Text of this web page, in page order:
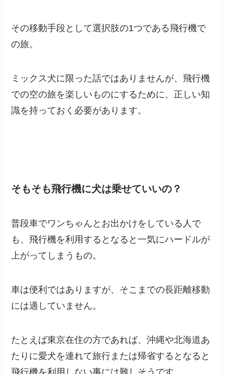
その移動手段として選択肢の1つである飛行機で
の旅。
ミックス犬に限った話ではありませんが、飛行機
での空の旅を楽しいものにするために、正しい知
識を持っておく必要があります。
そもそも飛行機に犬は乗せていいの？
普段車でワンちゃんとお出かけをしている人で
も、飛行機を利用するとなると一気にハードルが
上がってしまうもの。
車は便利ではありますが、そこまでの長距離移動
には適していません。
たとえば東京在住の方であれば、沖縄や北海道あ
たりに愛犬を連れて旅行または帰省するとなると
飛行機を利用しない事には難しそうです。